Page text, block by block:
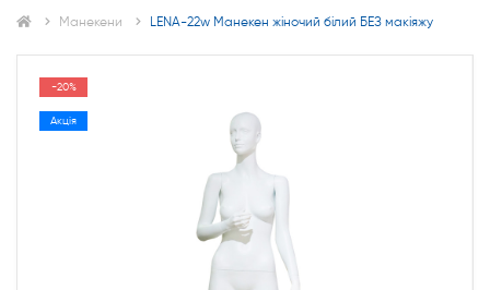
Манекени LENA-22w Манекен жіночий білий БЕЗ макіяжу
-20%
Акція